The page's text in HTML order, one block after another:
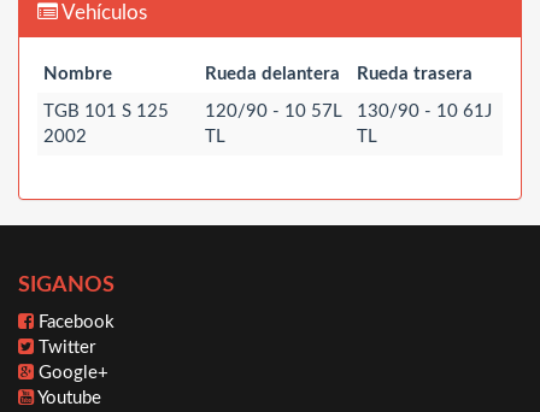
Vehículos
Nombre Rueda delantera Rueda trasera
TGB 101 S 125
2002
120/90 - 10 57L
TL
130/90 - 10 61J
TL
SIGANOS
Facebook
Twitter
Google+
Youtube